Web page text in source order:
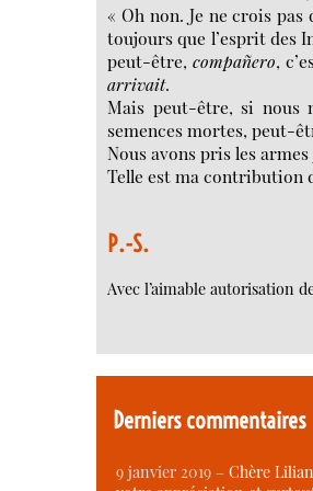
« Oh non. Je ne crois pas
toujours que l’esprit des
peut-être, compañero,
arrivait.
Mais peut-être, si nous
semences mortes, peut-
Nous avons pris les armes
Telle est ma contribution
P.-S.
Avec l’aimable autorisation
Derniers commentaires
9 janvier 2019 – Chère